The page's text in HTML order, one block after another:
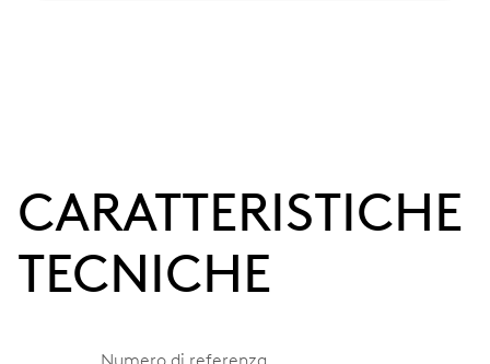
CARATTERISTICHE
TECNICHE
Numero di referenza